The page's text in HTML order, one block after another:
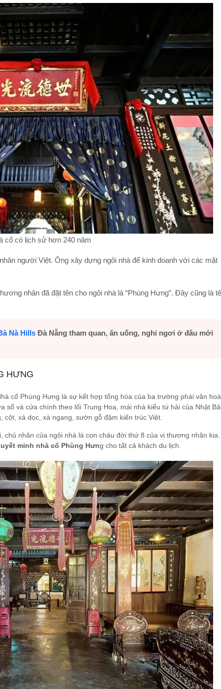
cổ có lịch sử hơn 240 năm
người Việt. Ông xây dựng ngôi nhà để kinh doanh với các mặt
nhân đã đặt tên cho ngôi nhà là “Phùng Hưng”. Đây cũng là
Nà Hills Đà Nẵng tham quan, ăn uống, nghỉ ngơi ở đâu mới
HƯNG
cổ Phùng Hưng là sự kết hợp tổng hòa của ba trường phái văn
sổ và cửa chính theo lối Trung Hoa, mái nhà kiểu tứ hải của Nhật
xà dọc, xà ngang, sườn gỗ đậm kiến trúc Việt.
chủ nhân của ngôi nhà là con cháu đời thứ 8 của vị thương nhân kia.
minh nhà cổ Phùng Hưng cho tất cả khách du lịch.